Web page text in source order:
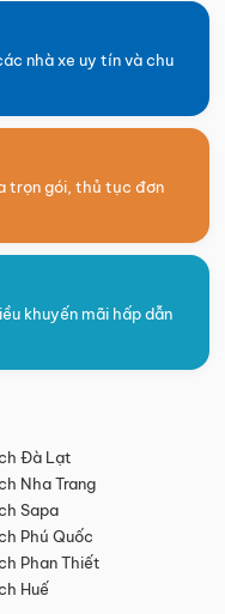
nhà xe uy tín và chu
trọn gói, thủ tục đơn
khuyến mãi hấp dẫn
Đà Lạt
Nha Trang
Sapa
Phú Quốc
Phan Thiết
Huế